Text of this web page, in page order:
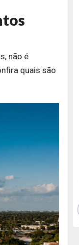
não é
quais são